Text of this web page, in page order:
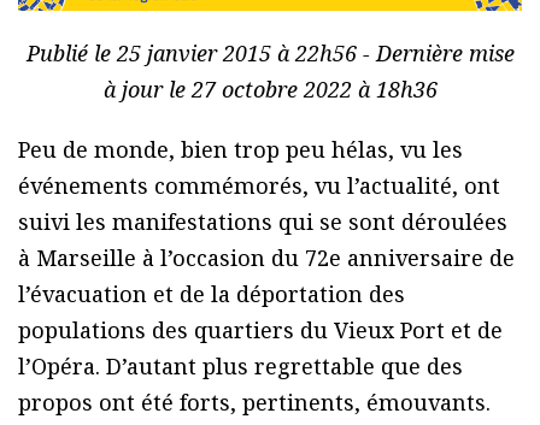
Publié le 25 janvier 2015 à 22h56 - Dernière mise
à jour le 27 octobre 2022 à 18h36
Peu de monde, bien trop peu hélas, vu les
événements commémorés, vu l’actualité, ont
suivi les manifestations qui se sont déroulées
à Marseille à l’occasion du 72e anniversaire de
l’évacuation et de la déportation des
populations des quartiers du Vieux Port et de
l’Opéra. D’autant plus regrettable que des
propos ont été forts, pertinents, émouvants.